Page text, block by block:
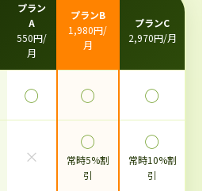
プラン
A
550円/
月
プランB
1,980円/
月
プランC
2,970円/月
◯ ◯ ◯
×
◯
常時5%割
引
◯
常時10%割
引